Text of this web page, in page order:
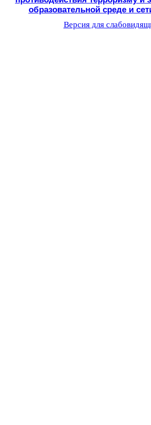
образовательной среде и
Версия для